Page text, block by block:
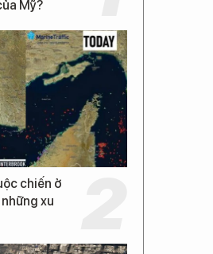
Mỹ?
chiến ở
xu